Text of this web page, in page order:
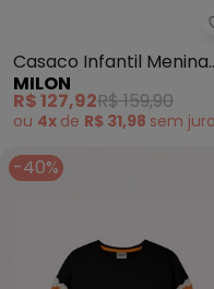
Casaco Infantil Menina
(Rosa)
MILON
R$ 127,92R$ 159,90
ou 4x de R$ 31,98 sem
-40%